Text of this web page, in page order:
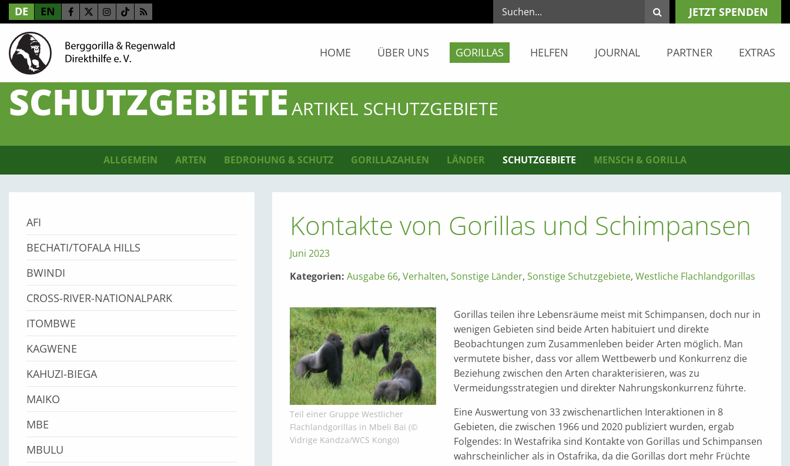
DE EN JETZT SPENDEN
HOME ÜBER UNS GORILLAS HELFEN JOURNAL PARTNER EXTRAS
SCHUTZGEBIETEARTIKEL SCHUTZGEBIETE
ALLGEMEIN ARTEN BEDROHUNG & SCHUTZ GORILLAZAHLEN LÄNDER SCHUTZGEBIETE MENSCH & GORILLA
Kontakte von Gorillas und Schimpansen
Juni 2023
Kategorien: Ausgabe 66, Verhalten, Sonstige Länder, Sonstige Schutzgebiete, Westliche Flachlandgorillas
Teil einer Gruppe Westlicher
Flachlandgorillas in Mbeli Bai (©
Vidrige Kandza/WCS Kongo)
Gorillas teilen ihre Lebensräume meist mit Schimpansen, doch nur in
wenigen Gebieten sind beide Arten habituiert und direkte
Beobachtungen zum Zusammenleben beider Arten möglich. Man
vermutete bisher, dass vor allem Wettbewerb und Konkurrenz die
Beziehung zwischen den Arten charakterisieren, was zu
Vermeidungsstrategien und direkter Nahrungskonkurrenz führte.
Eine Auswertung von 33 zwischenartlichen Interaktionen in 8
Gebieten, die zwischen 1966 und 2020 publiziert wurden, ergab
Folgendes: In Westafrika sind Kontakte von Gorillas und Schimpansen
wahrscheinlicher als in Ostafrika, da die Gorillas dort mehr Früchte
AFI
BECHATI/TOFALA HILLS
BWINDI
CROSS-RIVER-NATIONALPARK
ITOMBWE
KAGWENE
KAHUZI-BIEGA
MAIKO
MBE
MBULU